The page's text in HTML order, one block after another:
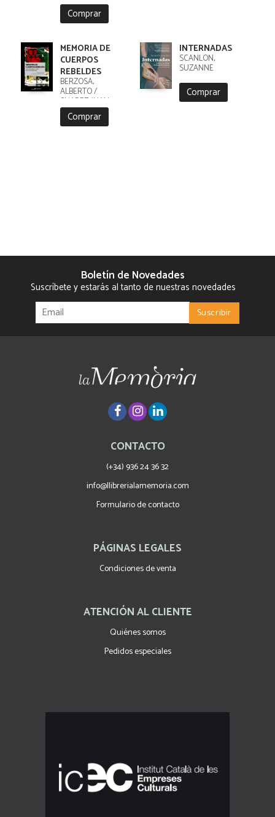
Comprar
MEMORIA DE
CUERPOS
REBELDES
BERZOSA,
ALBERTO /
SUAREZ, JUAN
ANTONIO
Comprar
INTERNADAS
SCANLON,
SUZANNE
Comprar
Boletín de Novedades
Suscríbete y estarás al tanto de nuestras novedades
CONTACTO
(+34) 936 24 36 32
info@llibrerialamemoria.com
Formulario de contacto
PÁGINAS LEGALES
Condiciones de venta
ATENCIÓN AL CLIENTE
Quiénes somos
Pedidos especiales